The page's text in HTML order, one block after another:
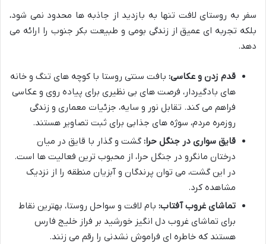
سفر به روستای لافت تنها به بازدید از جاذبه ها محدود نمی شود،
بلکه تجربه ای عمیق از زندگی بومی و طبیعت بکر جنوب را ارائه می
دهد.
قدم زدن و عکاسی: بافت سنتی روستا با کوچه های تنگ و خانه
های بادگیردار، فرصت های بی نظیری برای پیاده روی و عکاسی
فراهم می کند. تقابل نور و سایه، جزئیات معماری و زندگی
روزمره مردم، سوژه های جذابی برای ثبت تصاویر هستند.
قایق سواری در جنگل حرا: گشت و گذار با قایق در میان
درختان مانگرو در جنگل حرا، از محبوب ترین فعالیت ها است.
در این گشت، می توان پرندگان و آبزیان منطقه را از نزدیک
مشاهده کرد.
تماشای غروب آفتاب: بام لافت و سواحل روستا، بهترین نقاط
برای تماشای غروب دل انگیز خورشید بر فراز خلیج فارس
هستند که خاطره ای فراموش نشدنی را رقم می زنند.